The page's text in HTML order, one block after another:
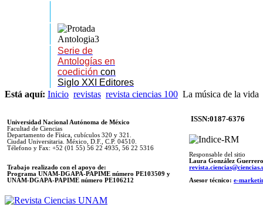
Serie de
Antologías en
coedición con
Siglo XXI Editores
Está aquí: Inicio revistas revista ciencias 100 La música de la vida
Universidad Nacional Autónoma de México
Facultad de Ciencias
Departamento de Física, cubículos 320 y 321.
Ciudad Universitaria. México, D.F., C.P. 04510.
Télefono y Fax: +52 (01 55) 56 22 4935, 56 22 5316
Trabajo realizado con el apoyo de:
Programa UNAM-DGAPA-PAPIME número PE103509 y
UNAM-DGAPA-PAPIME número PE106212
ISSN:0187-6376
Responsable del sitio
Laura González Guerrero
Asesor técnico: e-